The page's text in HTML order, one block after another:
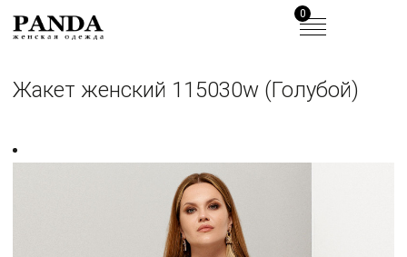
0
Жакет женский 115030w (Голубой)